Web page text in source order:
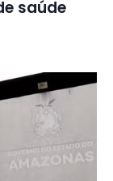
saúde